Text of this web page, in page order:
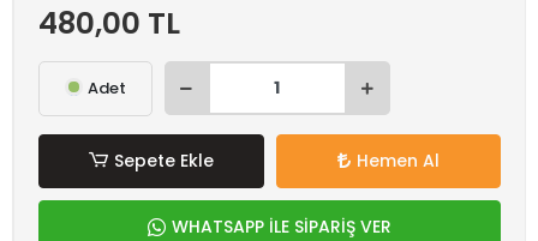
480,00 TL
Adet
Sepete Ekle Hemen Al
WHATSAPP İLE SİPARİŞ VER